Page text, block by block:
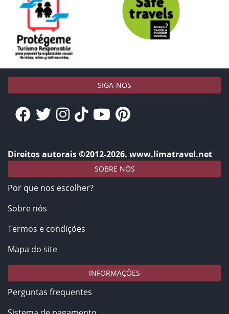
SIGA-NOS
Direitos autorais ©2012-2026. www.limatravel.net
SOBRE NÓS
Por que nos escolher?
Sobre nós
Termos e condições
Mapa do site
INFORMAÇÕES
Perguntas frequentes